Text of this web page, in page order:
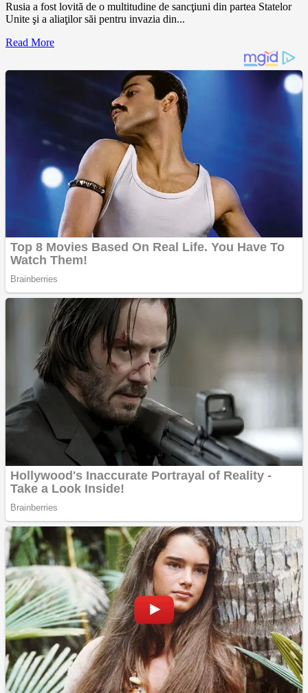
Rusia a fost lovită de o multitudine de sancţiuni din partea Statelor
Unite şi a aliaţilor săi pentru invazia din...
Read More